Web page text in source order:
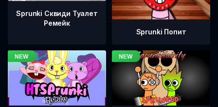
Sprunki Сквиди Туалет
Ремейк
Sprunki Попит